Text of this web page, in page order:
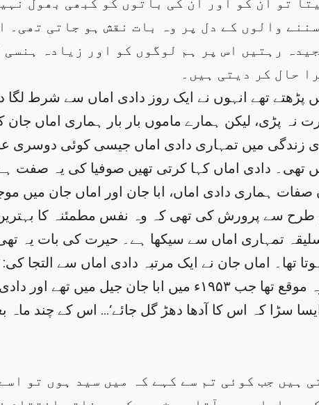
والوں کے دل پر وہ بات نقش ہو جاتی تھی۔
رہتیں اس پر ہم لوگوں کو اور زیادہ
حال کر دیتی ہیں۔
پڑھتے تھے انہوں نے ایک روز دادی اماں سے شرط
پڑی، لیکن ہمارے ماموں بار بار ہماری اماں جان
زندگی میں تمہاری دادی اماں جیسی کوئی
دادی اماں کہا کرتی تھیں صوفیا کی یہ صفت
صفات ہماری دادی اماں، ابا جان اور اماں جان میں
طرح سے پرورش کی تھی کہ وہ نفس مطمئنہ کا بہترین
سلیقہ تمہاری اماں سے سیکھا ہے۔ حیرت کی بات یہ
تھا۔ اماں جان نے ایک مرتبہ دادی اماں سے التجا
اور بددعا دونوں حرف بحرف لگتی ہیں‘ یہ وہ موقع تھا جب
سڑا کہ اس کا آدھا دھڑ گل جائے‘… اس کے چند